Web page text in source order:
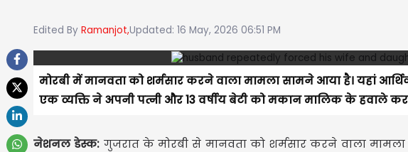
Edited By Ramanjot,Updated: 16 May, 2026 06:51 PM
मोरबी में मानवता को शर्मसार करने वाला मामला सामने आया है। यहां
एक व्यक्ति ने अपनी पत्नी और 13 वर्षीय बेटी को मकान मालिक के हवाले कर
नेशनल डेस्क: गुजरात के मोरबी से मानवता को शर्मसार करने वाला